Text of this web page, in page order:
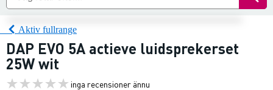
Aktiv fullrange
DAP EVO 5A actieve luidsprekerset
25W wit
inga recensioner ännu